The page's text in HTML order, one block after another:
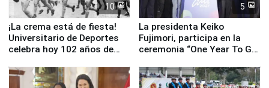
10
¡La crema está de fiesta!
Universitario de Deportes
celebra hoy 102 años de
5
La presidenta Keiko
Fujimori, participa en la
ceremonia “One Year To Go